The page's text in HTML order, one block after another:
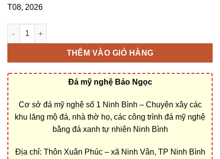
T08, 2026
Bán và xây dựng, làm Mộ đá đôi ở Quảng Ngãi rẻ đẹp số lượng
THÊM VÀO GIỎ HÀNG
Đá mỹ nghệ Bảo Ngọc
Cơ sở đá mỹ nghệ số 1 Ninh Bình – Chuyên xây các
khu lăng mộ đá, nhà thờ họ, các công trình đá mỹ nghệ
bằng đá xanh tự nhiên Ninh Bình
Địa chỉ: Thôn Xuân Phúc – xã Ninh Vân, TP Ninh Bình